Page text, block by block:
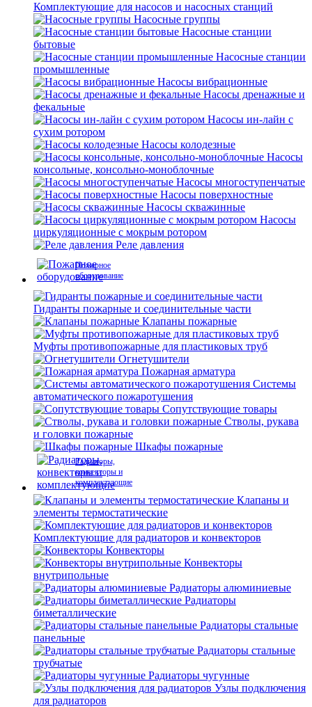
Комплектующие для насосов и насосных станций
Насосные группы
Насосные станции
бытовые
Насосные станции
промышленные
Насосы вибрационные
Насосы дренажные и
фекальные
Насосы ин-лайн с
сухим ротором
Насосы колодезные
Насосы
консольные, консольно-моноблочные
Насосы многоступенчатые
Насосы поверхностные
Насосы скважинные
Насосы
циркуляционные с мокрым ротором
Реле давления
Пожарное
оборудование
Гидранты пожарные и соединительные части
Клапаны пожарные
Муфты противопожарные для пластиковых труб
Огнетушители
Пожарная арматура
Системы
автоматического пожаротушения
Сопутствующие товары
Стволы, рукава
и головки пожарные
Шкафы пожарные
Радиаторы,
конвекторы и
комплектующие
Клапаны и
элементы термостатические
Комплектующие для радиаторов и конвекторов
Конвекторы
Конвекторы
внутрипольные
Радиаторы алюминиевые
Радиаторы
биметаллические
Радиаторы стальные
панельные
Радиаторы стальные
трубчатые
Радиаторы чугунные
Узлы подключения
для радиаторов